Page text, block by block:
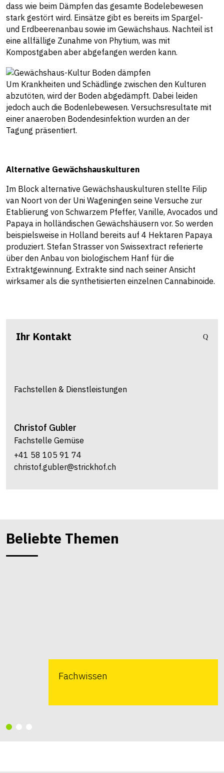
dass wie beim Dämpfen das gesamte Bodelebewesen
stark gestört wird. Einsätze gibt es bereits im Spargel-
und Erdbeerenanbau sowie im Gewächshaus. Nachteil ist
eine allfällige Zunahme von Phytium, was mit
Kompostgaben aber abgefangen werden kann.
Um Krankheiten und Schädlinge zwischen den Kulturen
abzutöten, wird der Boden abgedämpft. Dabei leiden
jedoch auch die Bodenlebewesen. Versuchsresultate mit
einer anaeroben Bodendesinfektion wurden an der
Tagung präsentiert.
Alternative Gewächshauskulturen
Im Block alternative Gewächshauskulturen stellte Filip
van Noort von der Uni Wageningen seine Versuche zur
Etablierung von Schwarzem Pfeffer, Vanille, Avocados und
Papaya in holländischen Gewächshäusern vor. So werden
beispielsweise in Holland bereits auf 4 Hektaren Papaya
produziert. Stefan Strasser von Swissextract referierte
über den Anbau von biologischem Hanf für die
Extraktgewinnung. Extrakte sind nach seiner Ansicht
wirksamer als die synthetisierten einzelnen Cannabinoide.
Ihr Kontakt
Fachstellen & Dienstleistungen
Christof Gubler
Fachstelle Gemüse
+41 58 105 91 74
christof.gubler@strickhof.ch
Beliebte Themen
Fachwissen